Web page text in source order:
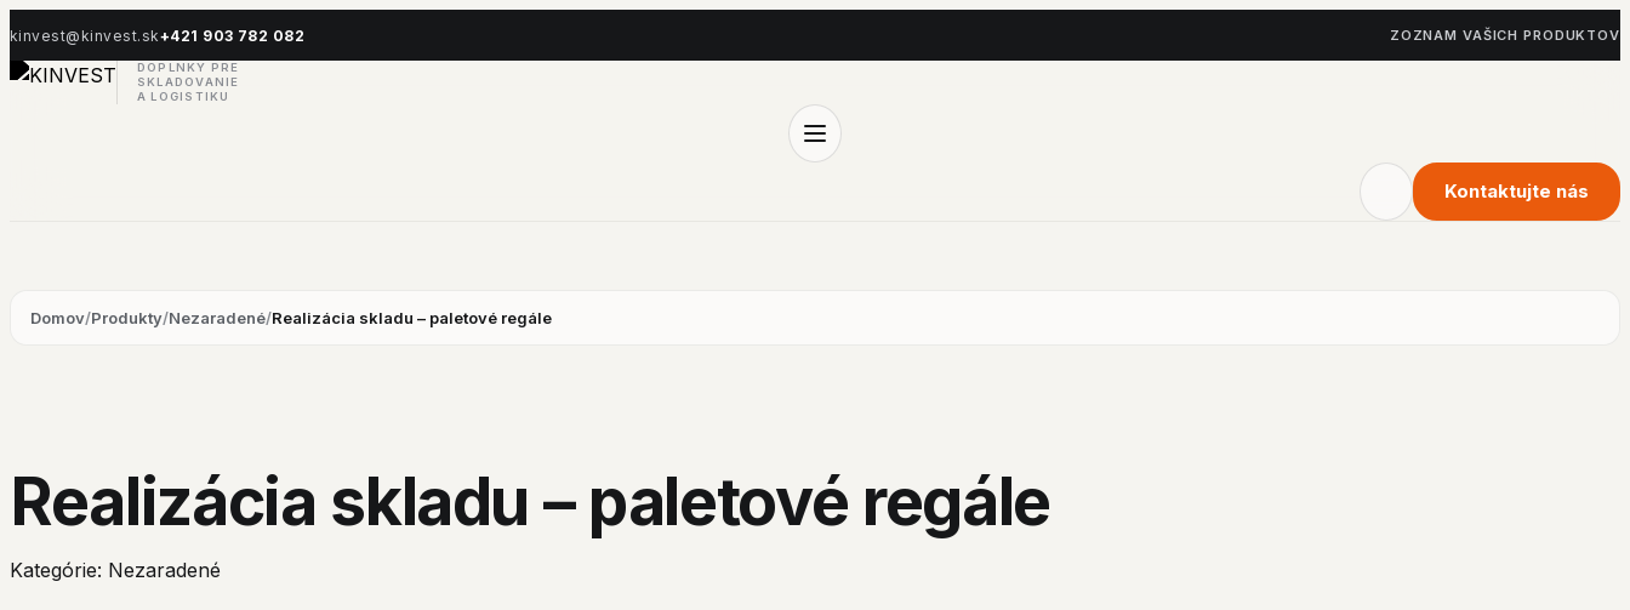
kinvest@kinvest.sk+421 903 782 082 ZOZNAM VAŠICH PRODUKTOV
DOPLNKY PRE
SKLADOVANIE
A LOGISTIKU
Vyhladavanie
Kontaktujte nás
Domov/Produkty/Nezaradené/Realizácia skladu – paletové regále
Realizácia skladu – paletové regále
Kategórie: Nezaradené